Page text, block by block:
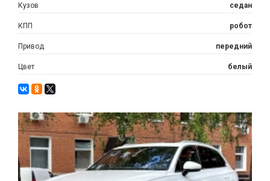
Кузов седан
КПП робот
Привод передний
Цвет белый